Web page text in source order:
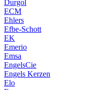
Durgol
ECM
Ehlers
Efbe-Schott
EK
Emerio
Emsa
EngelsCie
Engels Kerzen
Elo